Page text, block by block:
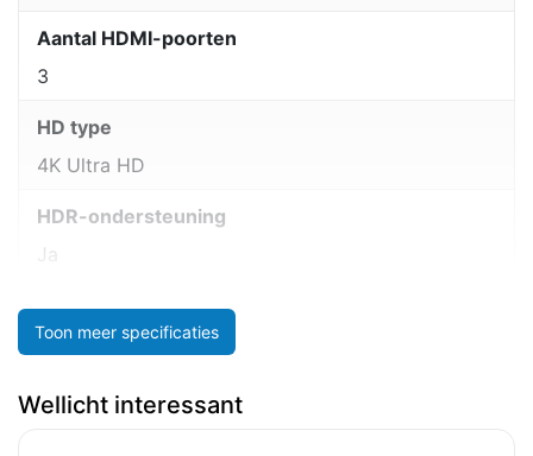
Aantal HDMI-poorten
3
HD type
4K Ultra HD
HDR-ondersteuning
Ja
Toon meer specificaties
Wellicht interessant